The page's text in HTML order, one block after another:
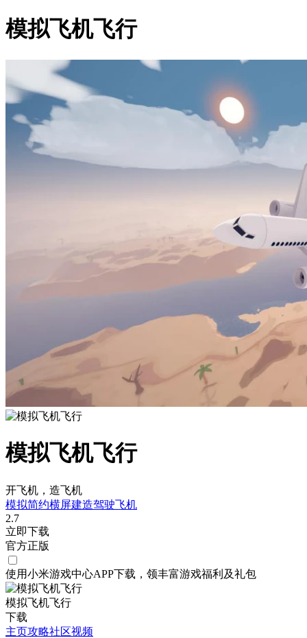
模拟飞机飞行
模拟飞机飞行
开飞机，造飞机
模拟简约横屏建造驾驶飞机
2.7
立即下载
官方正版
使用小米游戏中心APP下载 ，领丰富游戏福利 及礼包
模拟飞机飞行
下载
主页攻略社区视频